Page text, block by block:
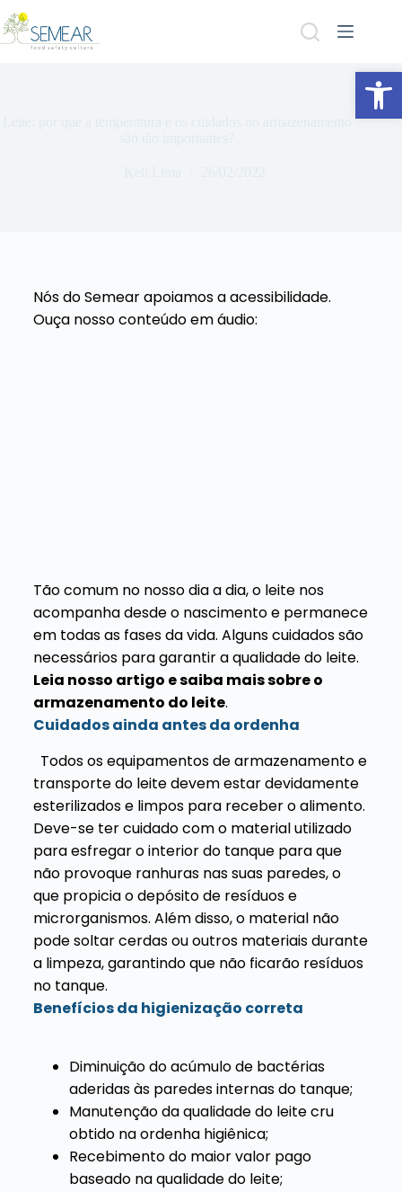
Abrir a barra de ferramentas
Nós do Semear apoiamos a acessibilidade.
Ouça nosso conteúdo em áudio:
Tão comum no nosso dia a dia, o leite nos
acompanha desde o nascimento e permanece
em todas as fases da vida. Alguns cuidados são
necessários para garantir a qualidade do leite.
Leia nosso artigo e saiba mais sobre o
armazenamento do leite.
Cuidados ainda antes da ordenha
Todos os equipamentos de armazenamento e
transporte do leite devem estar devidamente
esterilizados e limpos para receber o alimento.
Deve-se ter cuidado com o material utilizado
para esfregar o interior do tanque para que
não provoque ranhuras nas suas paredes, o
que propicia o depósito de resíduos e
microrganismos. Além disso, o material não
pode soltar cerdas ou outros materiais durante
a limpeza, garantindo que não ficarão resíduos
no tanque.
Benefícios da higienização correta
Diminuição do acúmulo de bactérias
aderidas às paredes internas do tanque;
Manutenção da qualidade do leite cru
obtido na ordenha higiênica;
Recebimento do maior valor pago
baseado na qualidade do leite;